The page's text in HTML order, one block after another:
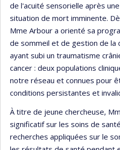
de l'acuité sensorielle après
situation de mort imminente.
Mme Arbour a orienté sa
de sommeil et de gestion de la
ayant subi un traumatisme
cancer : deux populations
notre réseau et connues pour
conditions persistantes et
À titre de jeune chercheuse,
significatif sur les soins de santé
recherches appliquées sur le